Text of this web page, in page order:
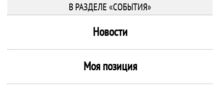
В РАЗДЕЛЕ «СОБЫТИЯ»
Новости
Моя позиция